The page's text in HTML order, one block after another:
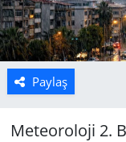
Paylaş
Meteoroloji 2.